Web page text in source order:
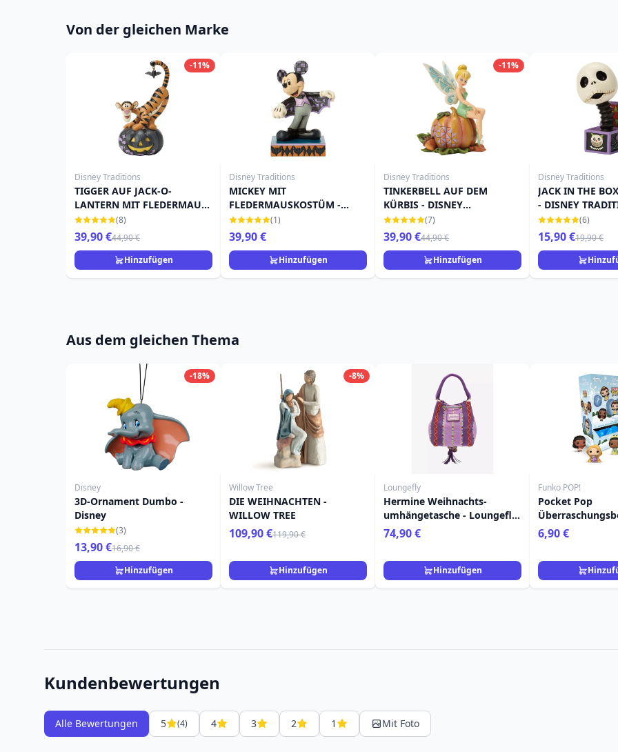
Von der gleichen Marke
-11%
Disney Traditions
TIGGER AUF JACK-O-
LANTERN MIT FLEDERMAUS
- DISNEY TRADITIONS
(8)
39,90 €44,90 €
Hinzufügen
Disney Traditions
MICKEY MIT
FLEDERMAUSKOSTÜM -
DISNEY TRADITIONS
(1)
39,90 €
Hinzufügen
-11%
Disney Traditions
TINKERBELL AUF DEM
KÜRBIS - DISNEY
TRADITIONS
(7)
39,90 €44,90 €
Hinzufügen
Disney Traditions
JACK IN THE
- DISNEY
(6)
15,90 €19,90 €
Aus dem gleichen Thema
-18%
Disney
3D-Ornament Dumbo -
Disney
(3)
13,90 €16,90 €
Hinzufügen
-8%
Willow Tree
DIE WEIHNACHTEN -
WILLOW TREE
109,90 €119,90 €
Hinzufügen
Loungefly
Hermine Weihnachts-
umhängetasche - Loungefly
Harry Potter
74,90 €
Hinzufügen
Funko POP!
Pocket Pop
6,90 €
Kundenbewertungen
Alle Bewertungen 5 (4) 4 3 2 1 Mit Foto